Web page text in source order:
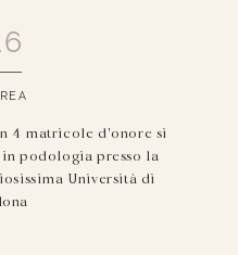
chirurgia del piede e
4 matricole d'onore si
in podologia presso la
Università di